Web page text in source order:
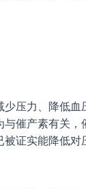
压力、降低血
催产素有关，
证实能降低对